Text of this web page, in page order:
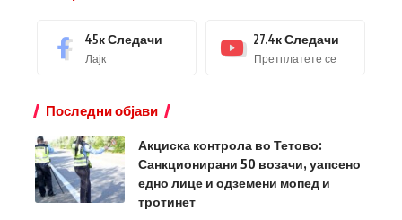
45кСледачи
Лајк
27.4кСледачи
Претплатете се
Последни објави
Акциска контрола во Тетово:
Санкционирани 50 возачи, уапсено
едно лице и одземени мопед и
тротинет